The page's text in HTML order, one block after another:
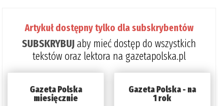
Artykuł dostępny tylko dla subskrybentów
SUBSKRYBUJaby mieć dostęp do wszystkich
tekstów oraz lektora na gazetapolska.pl
Gazeta Polska
miesięcznie
Gazeta Polska - na
1 rok